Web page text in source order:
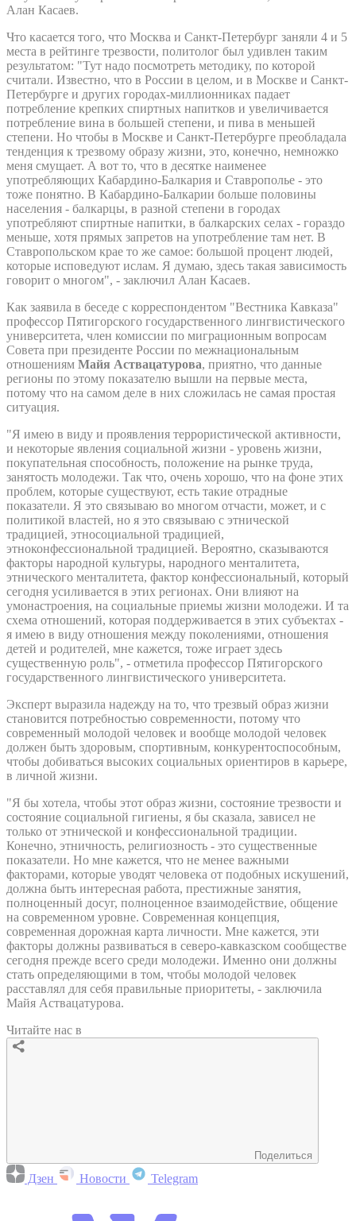
Алан Касаев.
Что касается того, что Москва и Санкт-Петербург заняли 4 и 5
места в рейтинге трезвости, политолог был удивлен таким
результатом: "Тут надо посмотреть методику, по которой
считали. Известно, что в России в целом, и в Москве и Санкт-
Петербурге и других городах-миллионниках падает
потребление крепких спиртных напитков и увеличивается
потребление вина в большей степени, и пива в меньшей
степени. Но чтобы в Москве и Санкт-Петербурге преобладала
тенденция к трезвому образу жизни, это, конечно, немножко
меня смущает. А вот то, что в десятке наименее
употребляющих Кабардино-Балкария и Ставрополье - это
тоже понятно. В Кабардино-Балкарии больше половины
населения - балкарцы, в разной степени в городах
употребляют спиртные напитки, в балкарских селах - гораздо
меньше, хотя прямых запретов на употребление там нет. В
Ставропольском крае то же самое: большой процент людей,
которые исповедуют ислам. Я думаю, здесь такая зависимость
говорит о многом", - заключил Алан Касаев.
Как заявила в беседе с корреспондентом "Вестника Кавказа"
профессор Пятигорского государственного лингвистического
университета, член комиссии по миграционным вопросам
Совета при президенте России по межнациональным
отношениям Майя Аствацатурова, приятно, что данные
регионы по этому показателю вышли на первые места,
потому что на самом деле в них сложилась не самая простая
ситуация.
"Я имею в виду и проявления террористической активности,
и некоторые явления социальной жизни - уровень жизни,
покупательная способность, положение на рынке труда,
занятость молодежи. Так что, очень хорошо, что на фоне этих
проблем, которые существуют, есть такие отрадные
показатели. Я это связываю во многом отчасти, может, и с
политикой властей, но я это связываю с этнической
традицией, этносоциальной традицией,
этноконфессиональной традицией. Вероятно, сказываются
факторы народной культуры, народного менталитета,
этнического менталитета, фактор конфессиональный, который
сегодня усиливается в этих регионах. Они влияют на
умонастроения, на социальные приемы жизни молодежи. И та
схема отношений, которая поддерживается в этих субъектах -
я имею в виду отношения между поколениями, отношения
детей и родителей, мне кажется, тоже играет здесь
существенную роль", - отметила профессор Пятигорского
государственного лингвистического университета.
Эксперт выразила надежду на то, что трезвый образ жизни
становится потребностью современности, потому что
современный молодой человек и вообще молодой человек
должен быть здоровым, спортивным, конкурентоспособным,
чтобы добиваться высоких социальных ориентиров в карьере,
в личной жизни.
"Я бы хотела, чтобы этот образ жизни, состояние трезвости и
состояние социальной гигиены, я бы сказала, зависел не
только от этнической и конфессиональной традиции.
Конечно, этничность, религиозность - это существенные
показатели. Но мне кажется, что не менее важными
факторами, которые уводят человека от подобных искушений,
должна быть интересная работа, престижные занятия,
полноценный досуг, полноценное взаимодействие, общение
на современном уровне. Современная концепция,
современная дорожная карта личности. Мне кажется, эти
факторы должны развиваться в северо-кавказском сообществе
сегодня прежде всего среди молодежи. Именно они должны
стать определяющими в том, чтобы молодой человек
расставлял для себя правильные приоритеты, - заключила
Майя Аствацатурова.
Читайте нас в
Поделиться
Дзен Новости Telegram